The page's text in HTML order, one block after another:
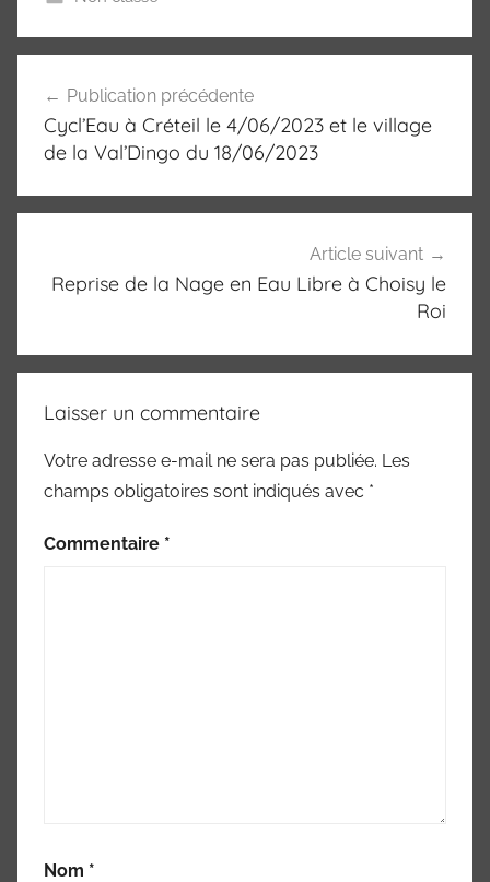
de
l’article
Publication précédente
Cycl’Eau à Créteil le 4/06/2023 et le village
de la Val’Dingo du 18/06/2023
Article suivant
Reprise de la Nage en Eau Libre à Choisy le
Roi
Laisser un commentaire
Votre adresse e-mail ne sera pas publiée. Les
champs obligatoires sont indiqués avec *
Commentaire *
Nom *